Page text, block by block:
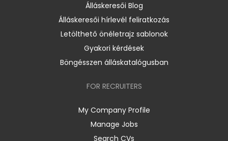
Álláskeresői Blog
Álláskeresői hírlevél feliratkozás
Letölthető önéletrajz sablonok
Gyakori kérdések
Böngésszen álláskatalógusban
FOR RECRUITERS
My Company Profile
Manage Jobs
Search CVs